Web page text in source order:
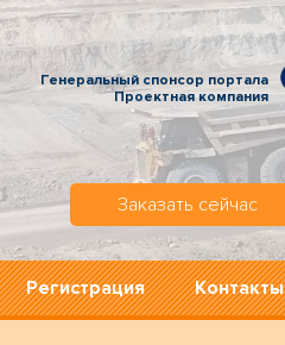
Генеральный спонсор портала
Проектная компания
Заказать сейчас
Регистрация Контакты